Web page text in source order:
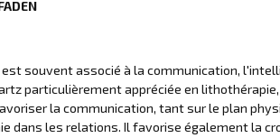
souvent associé à la communication,
particulièrement appréciée en
la communication, tant sur le plan
dans les relations. Il favorise également la